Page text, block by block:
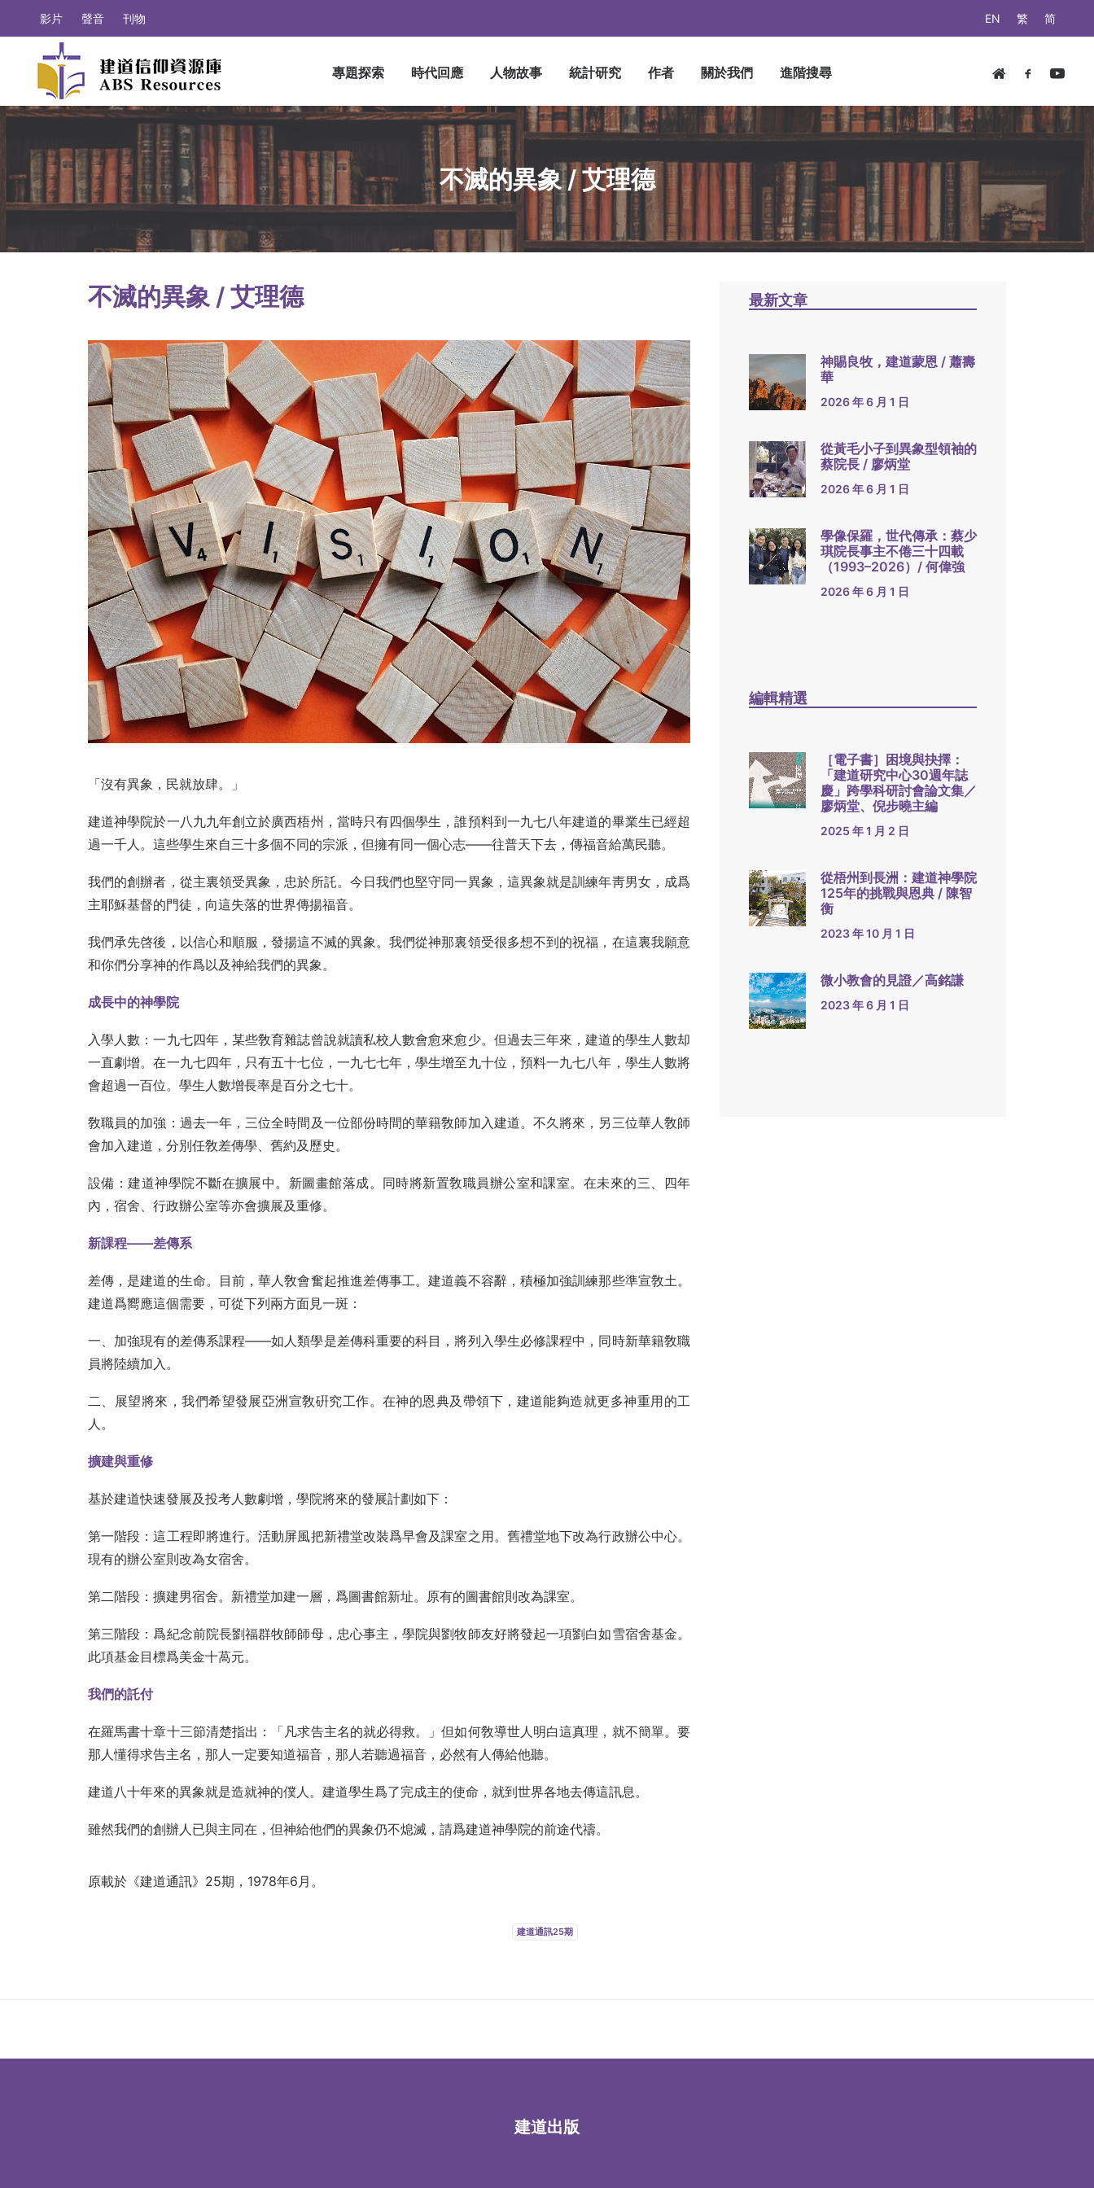
EN 繁 简
影片 聲音 刊物
專題探索 時代回應 人物故事 統計研究 作者 關於我們 進階搜尋
不滅的異象 / 艾理德
不滅的異象 / 艾理德
「沒有異象，民就放肆。」
建道神學院於一八九九年創立於廣西梧州，當時只有四個學生，誰預料到一九七八年建道的畢業生已經超
過一千人。這些學生來自三十多個不同的宗派，但擁有同一個心志——往普天下去，傳福音給萬民聽。
我們的創辦者，從主裏領受異象，忠於所託。今日我們也堅守同一異象，這異象就是訓練年靑男女，成爲
主耶穌基督的門徒，向這失落的世界傳揚福音。
我們承先啓後，以信心和順服，發揚這不滅的異象。我們從神那裏領受很多想不到的祝福，在這裏我願意
和你們分享神的作爲以及神給我們的異象。
成長中的神學院
入學人數：一九七四年，某些敎育雜誌曾說就讀私校人數會愈來愈少。但過去三年來，建道的學生人數却
一直劇增。在一九七四年，只有五十七位，一九七七年，學生增至九十位，預料一九七八年，學生人數將
會超過一百位。學生人數增長率是百分之七十。
敎職員的加強：過去一年，三位全時間及一位部份時間的華籍敎師加入建道。不久將來，另三位華人敎師
會加入建道，分別任敎差傳學、舊約及歷史。
設備：建道神學院不斷在擴展中。新圖畫館落成。同時將新置敎職員辦公室和課室。在未來的三、四年
內，宿舍、行政辦公室等亦會擴展及重修。
新課程——差傳系
差傳，是建道的生命。目前，華人敎會奮起推進差傳事工。建道義不容辭，積極加強訓練那些準宣敎土。
建道爲嚮應這個需要，可從下列兩方面見一斑：
一、加強現有的差傳系課程——如人類學是差傳科重要的科目，將列入學生必修課程中，同時新華籍敎職
員將陸續加入。
二、展望將來，我們希望發展亞洲宣敎硏究工作。在神的恩典及帶領下，建道能夠造就更多神重用的工
人。
擴建與重修
基於建道快速發展及投考人數劇增，學院將來的發展計劃如下：
第一階段：這工程即將進行。活動屏風把新禮堂改裝爲早會及課室之用。舊禮堂地下改為行政辦公中心。
現有的辦公室則改為女宿舍。
第二階段：擴建男宿舍。新禮堂加建一層，爲圖書館新址。原有的圖書館則改為課室。
第三階段：爲紀念前院長劉福群牧師師母，忠心事主，學院與劉牧師友好將發起一項劉白如雪宿舍基金。
此項基金目標爲美金十萵元。
我們的託付
在羅馬書十章十三節清楚指出：「凡求告主名的就必得救。」但如何敎導世人明白這真理，就不簡單。要
那人懂得求告主名，那人一定要知道福音，那人若聽過福音，必然有人傳給他聽。
建道八十年來的異象就是造就神的僕人。建道學生爲了完成主的使命，就到世界各地去傳這訊息。
雖然我們的創辦人已與主同在，但神給他們的異象仍不熄滅，請爲建道神學院的前途代禱。
原載於《建道通訊》25期，1978年6月。
最新文章
神賜良牧，建道蒙恩 / 蕭壽
華
2026 年 6 月 1 日
從黃毛小子到異象型領袖的
蔡院長 / 廖炳堂
2026 年 6 月 1 日
學像保羅，世代傳承：蔡少
琪院長事主不倦三十四載
（1993–2026）/ 何偉強
2026 年 6 月 1 日
編輯精選
［電子書］困境與抉擇：
「建道研究中心30週年誌
慶」跨學科研討會論文集／
廖炳堂、倪步曉主編
2025 年 1 月 2 日
從梧州到長洲：建道神學院
125年的挑戰與恩典 / 陳智
衡
2023 年 10 月 1 日
微小教會的見證／高銘謙
2023 年 6 月 1 日
建道通訊25期
建道出版